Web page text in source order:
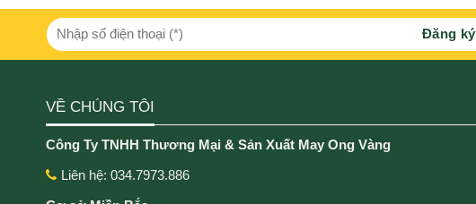
VỀ CHÚNG TÔI
Công Ty TNHH Thương Mại & Sản Xuất May Ong Vàng
Liên hệ: 034.7973.886